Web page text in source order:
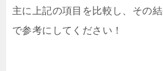
主に上記の項目を比較し、その
で参考にしてください！